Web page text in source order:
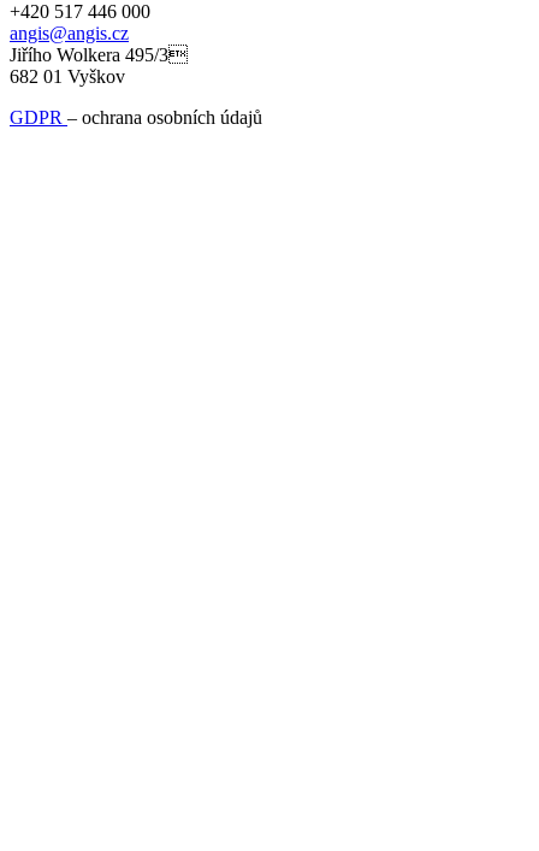
+420 517 446 000
angis@angis.cz
Jiřího Wolkera 495/3
682 01 Vyškov
GDPR – ochrana osobních údajů